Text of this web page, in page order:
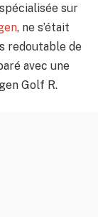
sur
, ne s’était
redoutable de
avec une
Golf R.